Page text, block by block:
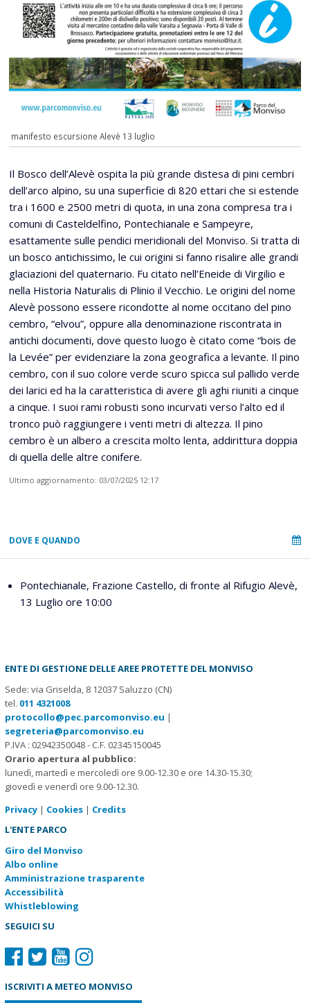
manifesto escursione Alevè 13 luglio
Il Bosco dell’Alevè ospita la più grande distesa di pini cembri
dell’arco alpino, su una superficie di 820 ettari che si estende
tra i 1600 e 2500 metri di quota, in una zona compresa tra i
comuni di Casteldelfino, Pontechianale e Sampeyre,
esattamente sulle pendici meridionali del Monviso. Si tratta di
un bosco antichissimo, le cui origini si fanno risalire alle grandi
glaciazioni del quaternario. Fu citato nell’Eneide di Virgilio e
nella Historia Naturalis di Plinio il Vecchio. Le origini del nome
Alevè possono essere ricondotte al nome occitano del pino
cembro, “elvou”, oppure alla denominazione riscontrata in
antichi documenti, dove questo luogo è citato come “bois de
la Levée” per evidenziare la zona geografica a levante. Il pino
cembro, con il suo colore verde scuro spicca sul pallido verde
dei larici ed ha la caratteristica di avere gli aghi riuniti a cinque
a cinque. I suoi rami robusti sono incurvati verso l’alto ed il
tronco può raggiungere i venti metri di altezza. Il pino
cembro è un albero a crescita molto lenta, addirittura doppia
di quella delle altre conifere.
Ultimo aggiornamento: 03/07/2025 12:17
DOVE E QUANDO
Pontechianale, Frazione Castello, di fronte al Rifugio Alevè,
13 Luglio ore 10:00
ENTE DI GESTIONE DELLE AREE PROTETTE DEL MONVISO
Sede: via Griselda, 8 12037 Saluzzo (CN)
tel. 011 4321008
protocollo@pec.parcomonviso.eu |
segreteria@parcomonviso.eu
P.IVA : 02942350048 - C.F. 02345150045
Orario apertura al pubblico:
lunedì, martedì e mercoledì ore 9.00-12.30 e ore 14.30-15.30;
giovedì e venerdì ore 9.00-12.30.
Privacy| Cookies| Credits
L'ENTE PARCO
Giro del Monviso
Albo online
Amministrazione trasparente
Accessibilità
Whistleblowing
SEGUICI SU
ISCRIVITI A METEO MONVISO